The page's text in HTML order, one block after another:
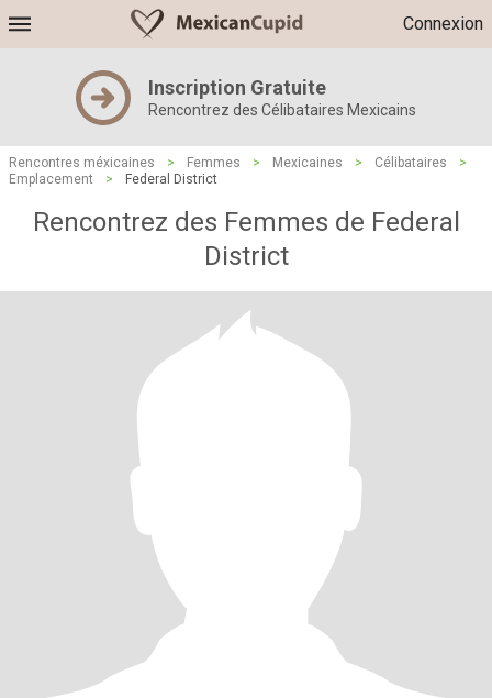
Connexion
Inscription Gratuite
Rencontrez des Célibataires Mexicains
Rencontres méxicaines > Femmes > Mexicaines > Célibataires
>
Emplacement
> Federal District
Rencontrez des Femmes de Federal
District